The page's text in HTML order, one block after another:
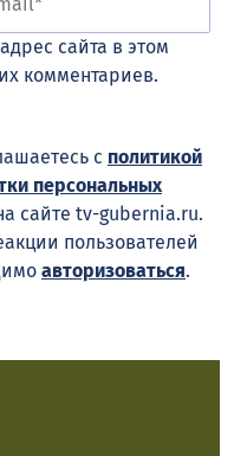
сайта в этом
комментариев.
с политикой
персональных
сайте tv-gubernia.ru.
пользователей
авторизоваться.